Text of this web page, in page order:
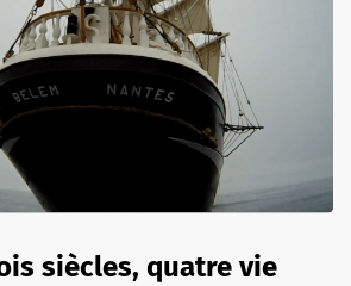
siècles, quatre vie